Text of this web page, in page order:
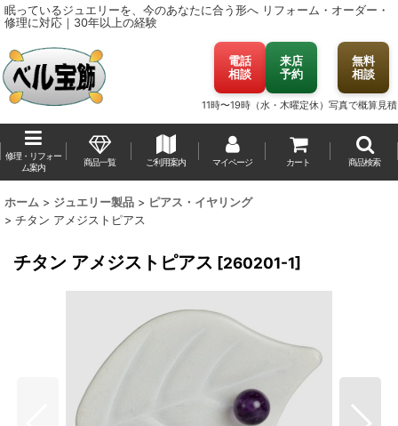
眠っているジュエリーを、今のあなたに合う形へ リフォーム・オーダー・
修理に対応｜30年以上の経験
電話
相談
来店
予約
11時〜19時（水・木曜定休）
無料
相談
写真で概算見積
修理・リフォー
ム案内
商品一覧 ご利用案内 マイページ カート 商品検索
ホーム > ジュエリー製品 > ピアス・イヤリング
> チタン アメジストピアス
チタン アメジストピアス [260201-1]